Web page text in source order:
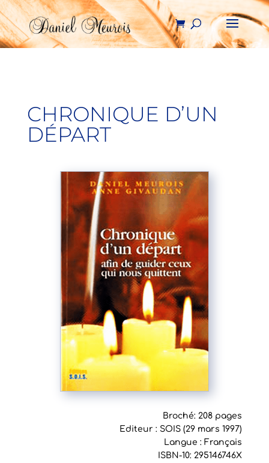
CHRONIQUE D’UN
DÉPART
Broché: 208 pages
Editeur : SOIS (29 mars 1997)
Langue : Français
ISBN-10: 295146746X